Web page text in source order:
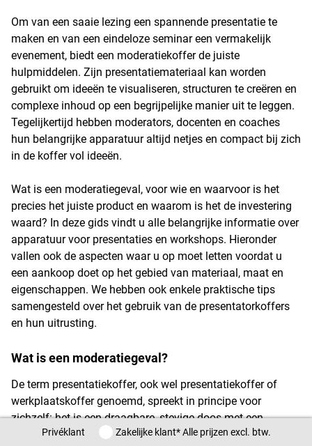
afmeting: 2,5 mm, leveringsomvang: 255 stuks in
kartonnen doos
Om van een saaie lezing een spannende presentatie te
maken en van een eindeloze seminar een vermakelijk
evenement, biedt een moderatiekoffer de juiste
hulpmiddelen. Zijn presentatiemateriaal kan worden
gebruikt om ideeën te visualiseren, structuren te creëren en
complexe inhoud op een begrijpelijke manier uit te leggen.
Tegelijkertijd hebben moderators, docenten en coaches
hun belangrijke apparatuur altijd netjes en compact bij zich
in de koffer vol ideeën.
Wat is een moderatiegeval, voor wie en waarvoor is het
precies het juiste product en waarom is het de investering
waard? In deze gids vindt u alle belangrijke informatie over
apparatuur voor presentaties en workshops. Hieronder
vallen ook de aspecten waar u op moet letten voordat u
een aankoop doet op het gebied van materiaal, maat en
eigenschappen. We hebben ook enkele praktische tips
samengesteld over het gebruik van de presentatorkoffers
en hun uitrusting.
Wat is een moderatiegeval?
De term presentatiekoffer, ook wel presentatiekoffer of
werkplaatskoffer genoemd, spreekt in principe voor
zichzelf: het is een draagbare, stevige doos met een
scharnierend of afsluitbaar deksel waarin diverse
PrivéklantPrivéklant / Zakelijke klant
Zakelijke klant* Alle prijzen excl. btw.